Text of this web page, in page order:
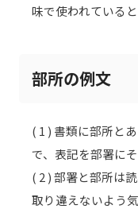
味で使われている
部所の例文
( 1 ) 書類に部所と
で、表記を部署にそ
( 2 ) 部署と部所は
取り違えないよう